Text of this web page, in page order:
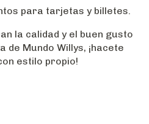
para tarjetas y billetes.
la calidad y el buen gusto
de Mundo Willys, ¡hacete
estilo propio!